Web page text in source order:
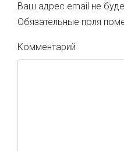
Ваш адрес email не
Обязательные поля
Комментарий